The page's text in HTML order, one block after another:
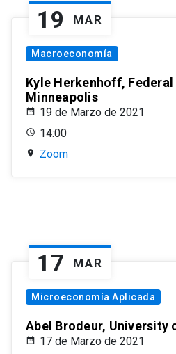
19 MAR
Macroeconomía
Kyle Herkenhoff, Federal
Minneapolis
19 de Marzo de 2021
14:00
Zoom
17 MAR
Microeconomía Aplicada
Abel Brodeur, University
17 de Marzo de 2021